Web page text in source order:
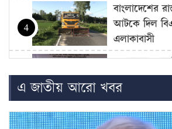
4
বাংলাদেশের
আটকে দিল
এলাকাবাসী
5
১১ দলের ৫
চার বিভাগে
সমালোচনার
দেওয়া হলেও
এ জাতীয় আরো খবর